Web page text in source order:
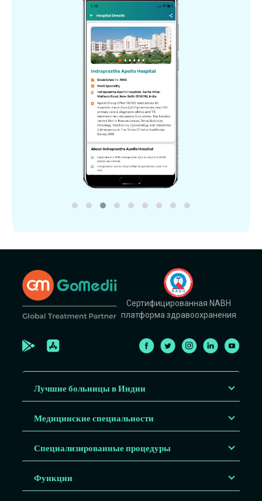
Сертифицированная NABH
платформа здравоохранения
Лучшие больницы в Индии
Медицинские специальности
Специализированные процедуры
Функции